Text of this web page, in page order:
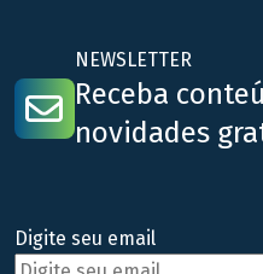
NEWSLETTER
Receba
novidades
Digite seu email